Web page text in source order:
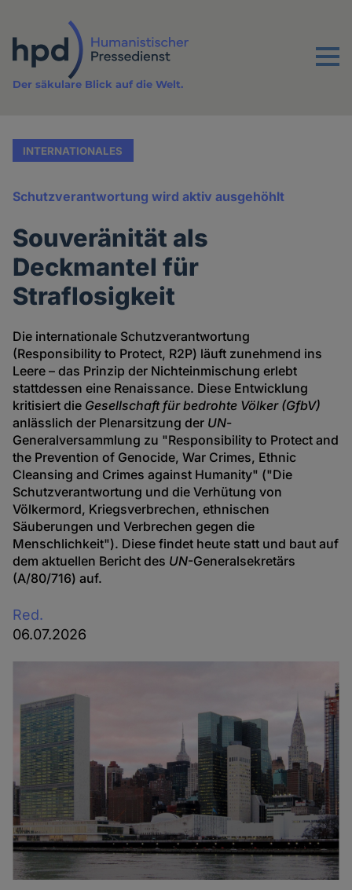
Inhalt
Menu
Der säkulare Blick auf die Welt.
INTERNATIONALES
Schutzverantwortung wird aktiv ausgehöhlt
Souveränität als
Deckmantel für
Straflosigkeit
Die internationale Schutzverantwortung
(Responsibility to Protect, R2P) läuft zunehmend ins
Leere – das Prinzip der Nichteinmischung erlebt
stattdessen eine Renaissance. Diese Entwicklung
kritisiert die Gesellschaft für bedrohte Völker (GfbV)
anlässlich der Plenarsitzung der UN-
Generalversammlung zu "Responsibility to Protect and
the Prevention of Genocide, War Crimes, Ethnic
Cleansing and Crimes against Humanity" ("Die
Schutzverantwortung und die Verhütung von
Völkermord, Kriegsverbrechen, ethnischen
Säuberungen und Verbrechen gegen die
Menschlichkeit"). Diese findet heute statt und baut auf
dem aktuellen Bericht des UN-Generalsekretärs
(A/80/716) auf.
Red.
06.07.2026